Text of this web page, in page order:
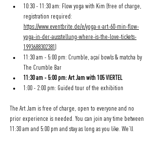
10:30 - 11:30 am: Flow yoga with Kim (free of charge,
registration required:
https://www.eventbrite.de/e/yoga-x-art-60-min-flow-
yoga-in-der-ausstellung-where-is-the-love-tickets-
1993688302381
11:30 am - 5:00 pm: Crumble, açaí bowls & matcha by
The Crumble Bar
11:30 am - 5:00 pm: Art Jam with 105 VIERTEL
1:00 - 2:00 pm: Guided tour of the exhibition
The Art Jam is free of charge, open to everyone and no
prior experience is needed. You can join any time between
11:30 am and 5:00 pm and stay as long as you like. We’ll